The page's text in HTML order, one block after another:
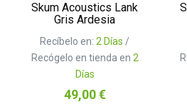
Skum Acoustics Lank
Gris Ardesia
Recíbelo en: 2 Días /
Recógelo en tienda en 2
Días
Precio
49,00 €